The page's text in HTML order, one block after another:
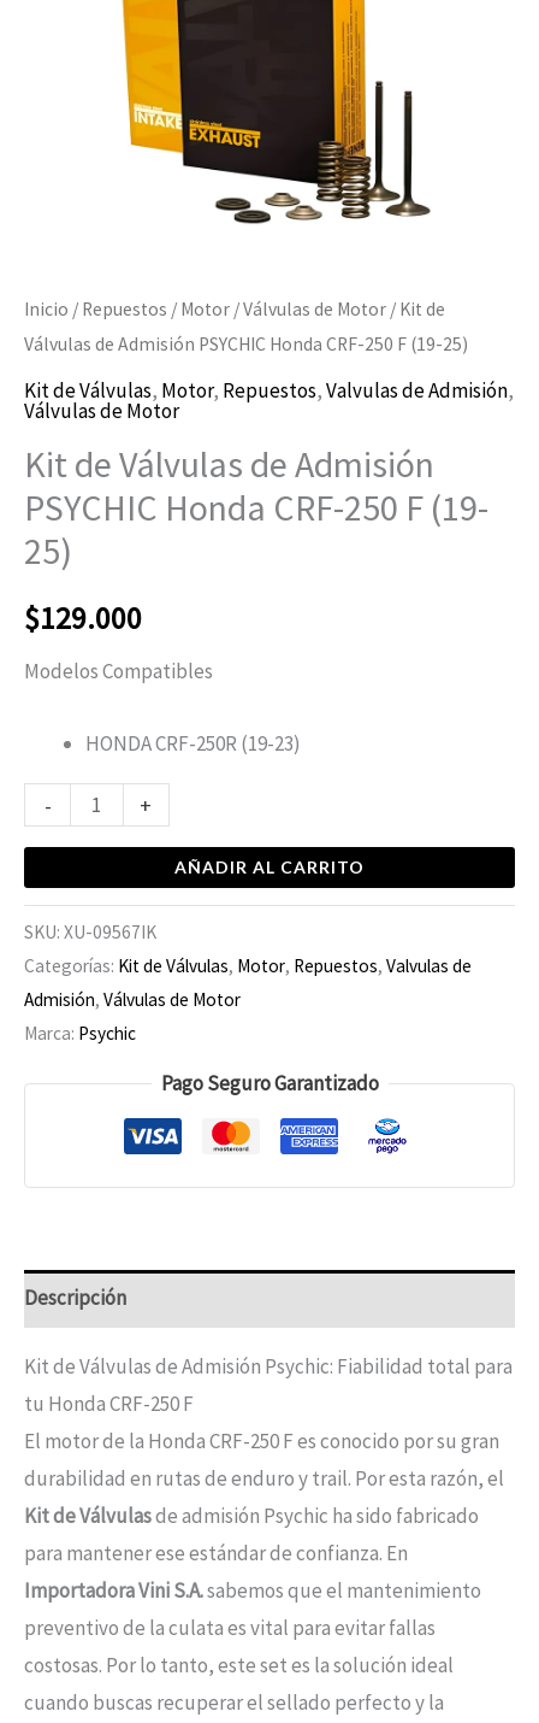
Inicio / Repuestos / Motor /Válvulas de Motor / Kit de
Válvulas de Admisión PSYCHIC Honda CRF-250 F (19-25)
Kit de Válvulas, Motor, Repuestos,Valvulas de Admisión,
Válvulas de Motor
Kit de Válvulas de Admisión
PSYCHIC Honda CRF-250 F (19-
25)
$129.000
Modelos Compatibles
HONDA CRF-250R (19-23)
- +
AÑADIR AL CARRITO
SKU: XU-09567IK
Categorías: Kit de Válvulas, Motor, Repuestos, Valvulas de
Admisión, Válvulas de Motor
Marca: Psychic
Pago Seguro Garantizado
Descripción
Kit de Válvulas de Admisión Psychic: Fiabilidad total para
tu Honda CRF-250 F
El motor de la Honda CRF-250 F es conocido por su gran
durabilidad en rutas de enduro y trail. Por esta razón, el
Kit de Válvulasde admisión Psychic ha sido fabricado
para mantener ese estándar de confianza. En
Importadora Vini S.A.sabemos que el mantenimiento
preventivo de la culata es vital para evitar fallas
costosas. Por lo tanto, este set es la solución ideal
cuando buscas recuperar el sellado perfecto y la